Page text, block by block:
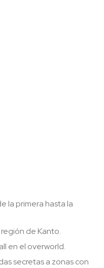
la primera hasta la
de Kanto.
en el overworld.
secretas a zonas con